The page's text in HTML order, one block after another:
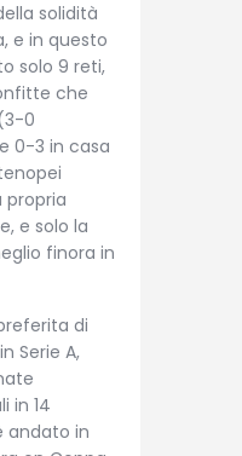
solidità
e in questo
solo 9 reti,
che
0
0-3 in casa
e solo la
finora in
di
in Serie A,
in 14
andato in